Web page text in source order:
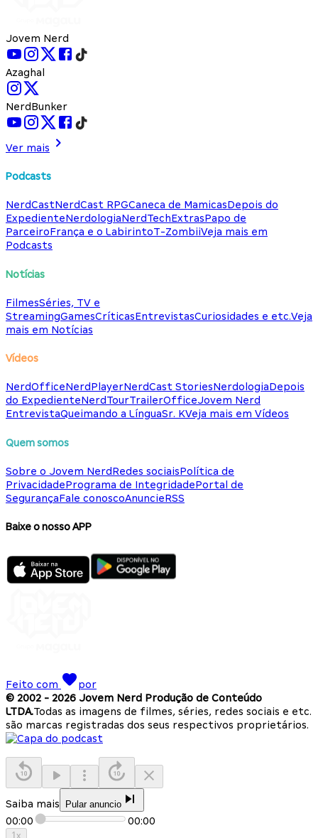
Jovem Nerd
Azaghal
NerdBunker
Ver mais
Podcasts
NerdCastNerdCast RPGCaneca de MamicasDepois do
ExpedienteNerdologiaNerdTechExtrasPapo de
ParceiroFrança e o LabirintoT-ZombiiVeja mais em
Podcasts
Notícias
FilmesSéries, TV e
StreamingGamesCríticasEntrevistasCuriosidades e etc.Veja
mais em Notícias
Vídeos
NerdOfficeNerdPlayerNerdCast StoriesNerdologiaDepois
do ExpedienteNerdTourTrailerOfficeJovem Nerd
EntrevistaQueimando a LínguaSr. KVeja mais em Vídeos
Quem somos
Sobre o Jovem NerdRedes sociaisPolítica de
PrivacidadePrograma de IntegridadePortal de
SegurançaFale conoscoAnuncieRSS
Baixe o nosso APP
Feito com
por
© 2002 - 2026 Jovem Nerd Produção de Conteúdo
LTDA.Todas as imagens de filmes, séries, redes sociais e etc.
são marcas registradas dos seus respectivos proprietários.
Saiba mais Pular anuncio
00:00 00:00
1 x